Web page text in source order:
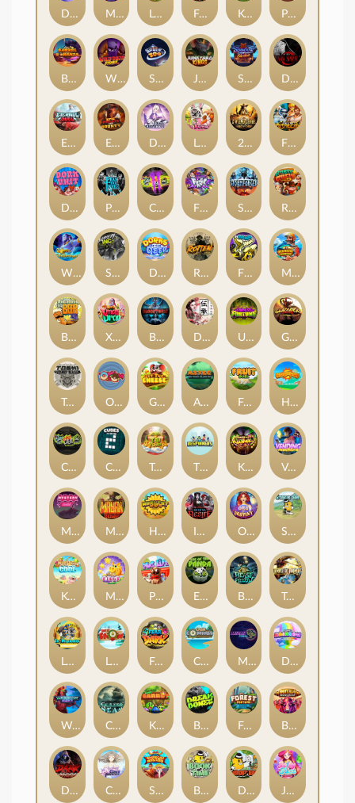
Dandy Diamonds Max Win Machine Le Prechaun Fred's Food Truck Keep 'em Piggy Cluster Hunt
Barrel Bonanza Wild Dojo Strike Space Zoo Junkyard Kings Shadow Strike Dark Spiral
Eternal Duel EPIC BULLETS & BOUNTY Dusk Princess Le Bunny 2 Wild 2 Die Fist Of Destruction
Dork Unit Pray for Three Chaos Crew 2 Fighter Pit Stormforged Rusty & Curly
Wishbringer Slayers Inc Dorks of The Deep Rotten FRKN Bananas Marlin Master
Benny The Beer Xmas Drop Bloodthirst Densho Undead Fortune Gladiator Legends
Toshi Video Club OmNom Get The Cheese Aztec Twist Fruit Duel Hop'n'Pop
Chaos Crew Cubes 2 Tai The Toad The Respinners Klowns Vending Machine
Mystery Motel Mayan Stackways Harvest Wilds Immortal Desire Orb of Destiny Stack'em
Keep 'em Cool Magic Piggy Pug Life Eye of the Panda Beast Below Temple of Torment
Le Pharaoh Let It Snow Fear the Dark Cash Compass Miami Multiplier Double Rainbow
Warrior Ways Cursed Seas King Carrot Break Bones Forest Fortune Buffalo Stack'n'Sync
Dark Summoning Cloud Princess Shaolin Master Book of Time Drop'em Jelly Slice